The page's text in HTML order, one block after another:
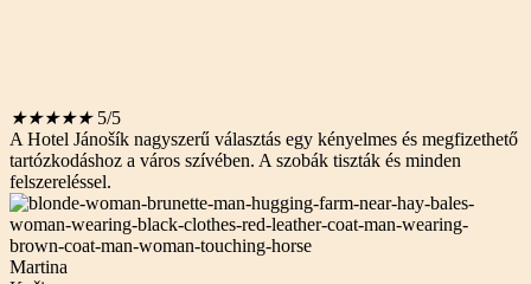
★★★★★ 5/5
A Hotel Jánošík nagyszerű választás egy kényelmes és megfizethető
tartózkodáshoz a város szívében. A szobák tiszták és minden
felszereléssel.
Martina